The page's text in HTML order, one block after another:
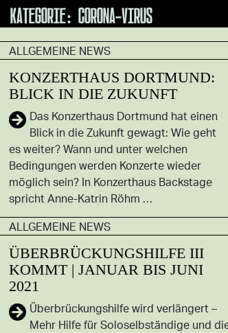
KATEGORIE: CORONA-VIRUS
ALLGEMEINE NEWS
KONZERTHAUS DORTMUND:
BLICK IN DIE ZUKUNFT
Das Konzerthaus Dortmund hat einen
Blick in die Zukunft gewagt: Wie geht
es weiter? Wann und unter welchen
Bedingungen werden Konzerte wieder
möglich sein? In Konzerthaus Backstage
spricht Anne-Katrin Röhm …
ALLGEMEINE NEWS
ÜBERBRÜCKUNGSHILFE III
KOMMT | JANUAR BIS JUNI
2021
Überbrückungshilfe wird verlängert –
Mehr Hil­fe für So­lo­selb­stän­di­ge und